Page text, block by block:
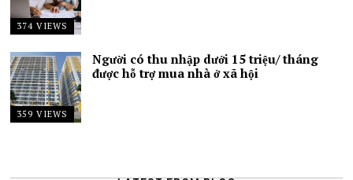
374 VIEWS
359 VIEWS
Người có thu nhập dưới 15 triệu/ tháng
được hỗ trợ mua nhà ở xã hội